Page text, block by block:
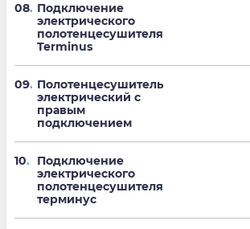
08. Подключение
электрического
полотенцесушителя
Terminus
09. Полотенцесушитель
электрический с
правым
подключением
10.
Подключение
электрического
полотенцесушителя
терминус